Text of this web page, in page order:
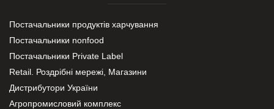
Постачальники продуктів харчування
Постачальники nonfood
Постачальники Private Label
Retail. Роздрібні мережі, Магазини
Дистрибутори України
Агропромисловий комплекс